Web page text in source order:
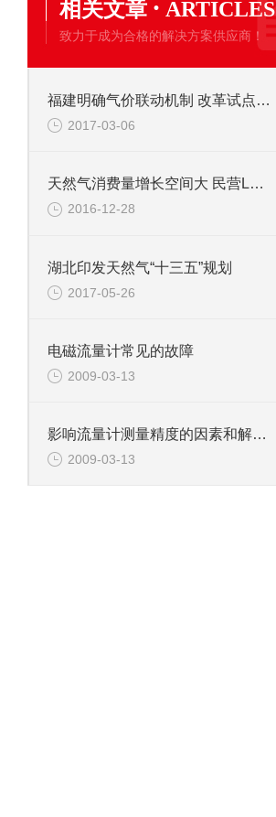
相关文章 · ARTICLES
致力于成为合格的解决方案供应商！
福建明确气价联动机制 改革试点开启降价模式
2017-03-06
天然气消费量增长空间大 民营LNG接收站一期封顶
2016-12-28
湖北印发天然气“十三五”规划
2017-05-26
电磁流量计常见的故障
2009-03-13
影响流量计测量精度的因素和解决方法1
2009-03-13